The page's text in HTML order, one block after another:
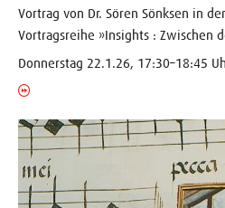
Vortrag von Dr. Sören Sönksen in
Vortragsreihe »Insights : Zwischen
Donnerstag 22.1.26, 17:30–18:45